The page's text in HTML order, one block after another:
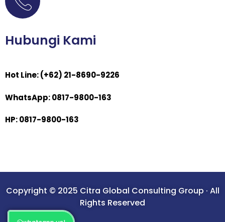
Hubungi Kami
Hot Line: (+62) 21-8690-9226
WhatsApp: 0817-9800-163
HP: 0817-9800-163
Copyright © 2025 Citra Global Consulting Group · All
Rights Reserved